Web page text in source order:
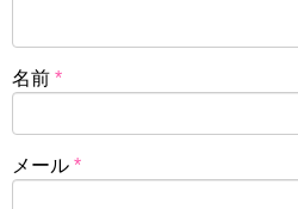
名前 *
メール *